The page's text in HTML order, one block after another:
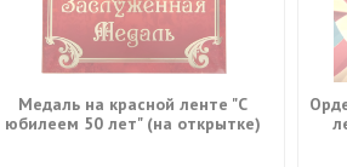
Медаль на красной ленте "С
юбилеем 50 лет" (на открытке)